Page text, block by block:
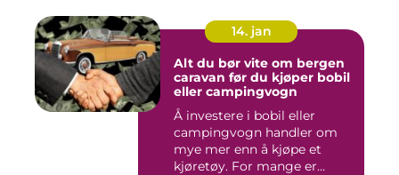
14. jan
Alt du bør vite om bergen
caravan før du kjøper bobil
eller campingvogn
Å investere i bobil eller
campingvogn handler om
mye mer enn å kjøpe et
kjøretøy. For mange er